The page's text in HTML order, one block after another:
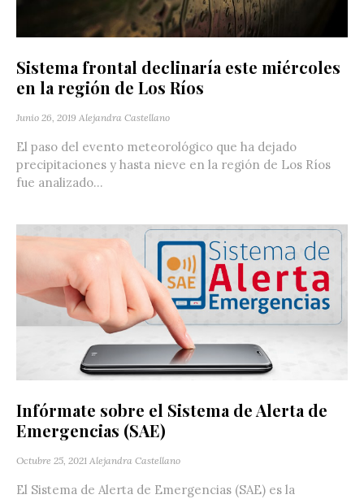
Sistema frontal declinaría este miércoles
en la región de Los Ríos
Junio 26, 2019 Alejandra Castellano
El paso del evento meteorológico que ha dejado
precipitaciones y hasta nieve en la región de Los Ríos
fue analizado...
Infórmate sobre el Sistema de Alerta de
Emergencias (SAE)
Octubre 25, 2021 Alejandra Castellano
El Sistema de Alerta de Emergencias (SAE) es la